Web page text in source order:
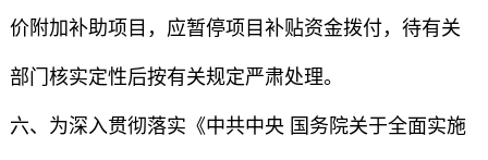
价附加补助项目，应暂停项目补贴资金拨付，待有关
部门核实定性后按有关规定严肃处理。
六、为深入贯彻落实《中共中央 国务院关于全面实施